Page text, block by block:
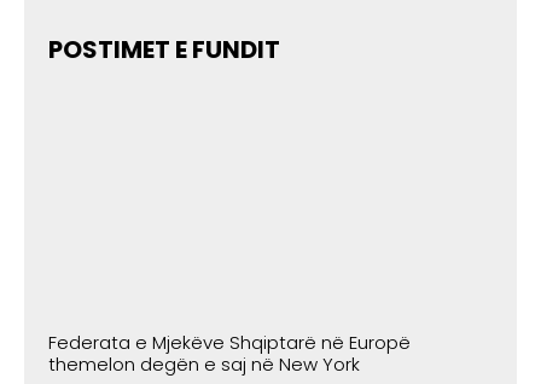
POSTIMET E FUNDIT
Federata e Mjekëve Shqiptarë në Europë
themelon degën e saj në New York